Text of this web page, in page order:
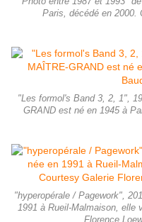
Paris, décédé en 2000.
"Les formol's Band 3, 2, 1",
GRAND est né en 1945 à
"hyperopérale / Pagework",
1991 à Rueil-Malmaison, elle
Florence